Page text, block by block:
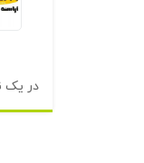
در یک